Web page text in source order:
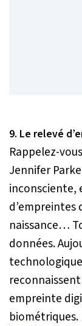
9. Le relevé
Rappelez-
Jennifer
inconsciente,
d’empreintes
naissance…
données.
empreinte
biométriques.